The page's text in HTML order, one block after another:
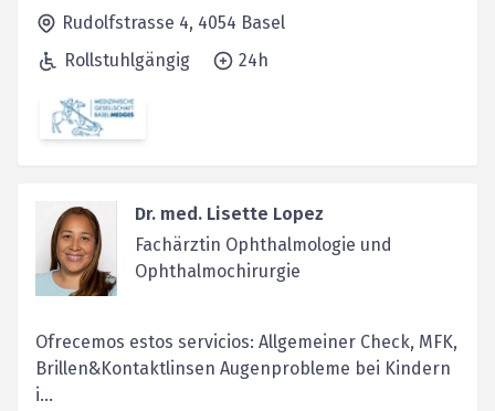
Rudolfstrasse 4, 4054 Basel
Rollstuhlgängig
24h
Dr. med. Lisette Lopez
Fachärztin Ophthalmologie und
Ophthalmochirurgie
Ofrecemos estos servicios: Allgemeiner Check, MFK,
Brillen&Kontaktlinsen Augenprobleme bei Kindern
i...